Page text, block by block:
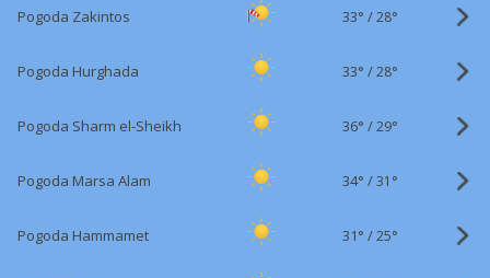
Pogoda Zakintos 33° /28°
Pogoda Hurghada 33° /28°
Pogoda Sharm el-Sheikh 36° /29°
Pogoda Marsa Alam 34° /31°
Pogoda Hammamet 31° /25°